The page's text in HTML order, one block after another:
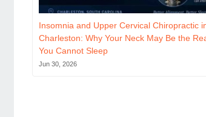
Insomnia and Upper Cervical Chiropractic
Charleston: Why Your Neck May Be the
You Cannot Sleep
Jun 30, 2026